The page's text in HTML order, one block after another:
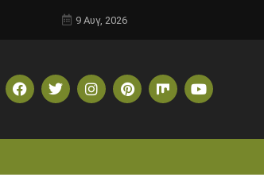
9 Αυγ, 2026